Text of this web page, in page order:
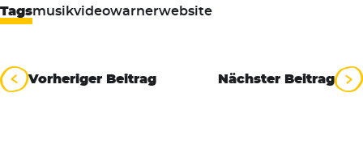
Tagsmusikvideowarnerwebsite
Beitragsnavigation
Vorheriger Beitrag Nächster Beitrag